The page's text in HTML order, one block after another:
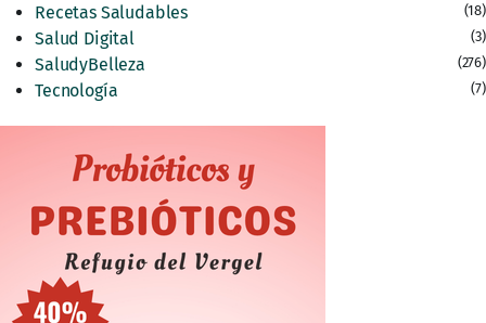
Recetas Saludables (18)
Salud Digital (3)
SaludyBelleza (276)
Tecnología (7)